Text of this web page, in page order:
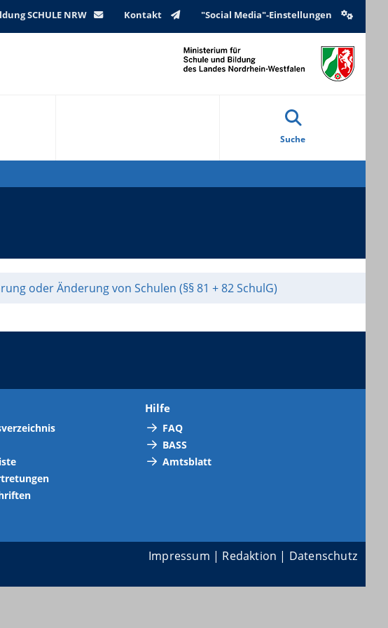
SCHULE NRW Kontakt "Social Media"-Einstellungen
Suche
oder Änderung von Schulen (§§ 81 + 82 SchulG)
Hilfe
FAQ
BASS
Amtsblatt
Impressum | Redaktion | Datenschutz